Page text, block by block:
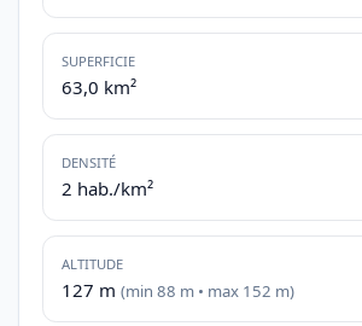
SUPERFICIE
63,0 km²
DENSITÉ
2 hab./km²
ALTITUDE
127 m (min 88 m • max 152 m)